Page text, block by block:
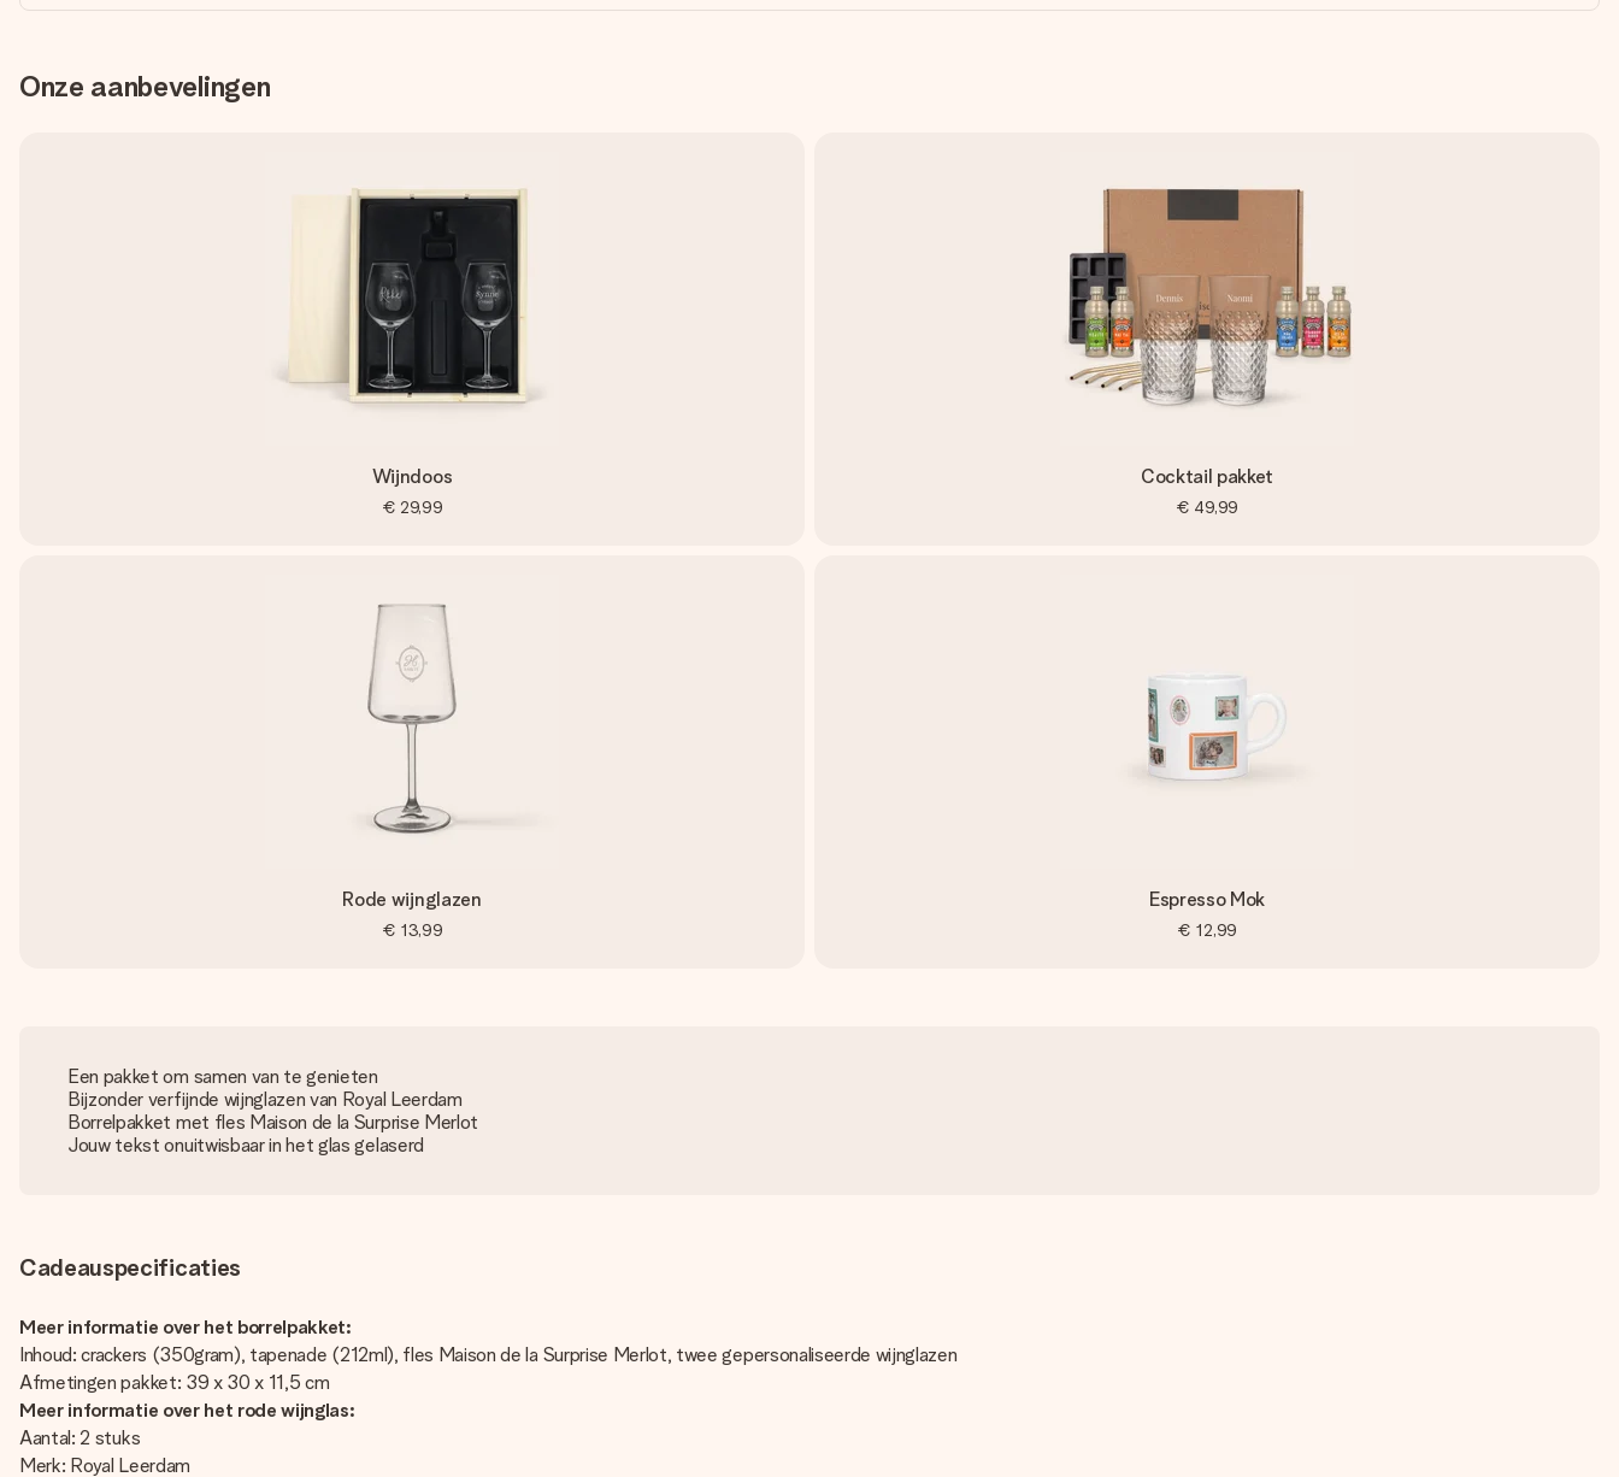
Onze aanbevelingen
Wijndoos
€ 29,99
Cocktail pakket
€ 49,99
Rode wijnglazen
€ 13,99
Espresso Mok
€ 12,99
Een pakket om samen van te genieten
Bijzonder verfijnde wijnglazen van Royal Leerdam
Borrelpakket met fles Maison de la Surprise Merlot
Jouw tekst onuitwisbaar in het glas gelaserd
Cadeauspecificaties
Meer informatie over het borrelpakket:
Inhoud: crackers (350gram), tapenade (212ml), fles Maison de la Surprise Merlot, twee gepersonaliseerde wijnglazen
Afmetingen pakket: 39 x 30 x 11,5 cm
Meer informatie over het rode wijnglas:
Aantal: 2 stuks
Merk: Royal Leerdam